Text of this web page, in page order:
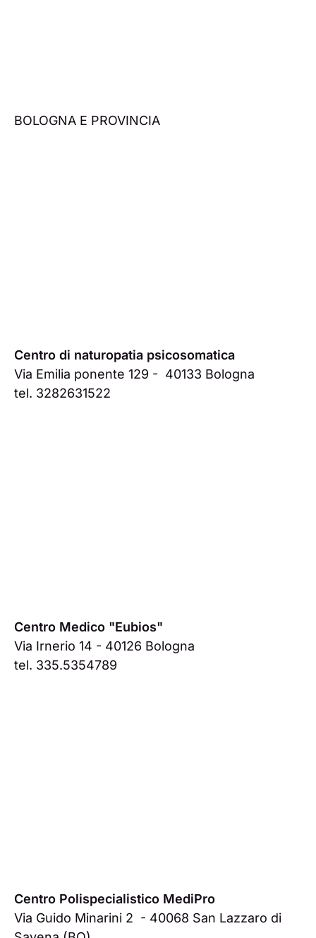
BOLOGNA E PROVINCIA
Centro di naturopatia psicosomatica
Via Emilia ponente 129 - 40133 Bologna
tel. 3282631522
Centro Medico "Eubios"
Via Irnerio 14 - 40126 Bologna
tel. 335.5354789
Centro Polispecialistico MediPro
Via Guido Minarini 2 - 40068 San Lazzaro di